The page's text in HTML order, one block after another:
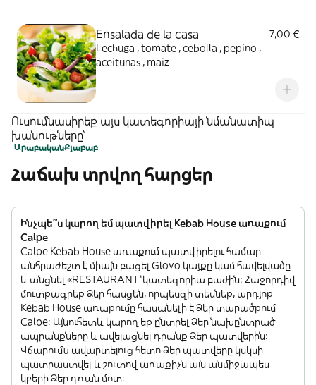
Ensalada de la casa
7,00 €
Lechuga , tomate , cebolla , pepino ,
aceitunas , maiz
Ուսումնասիրեք այս կատեգորիայի նմանատիպ
խանութները՝
ԱրաբականՔյաբաբ
Հաճախ տրվող հարցեր
Ինչպե՞ս կարող եմ պատվիրել Kebab House առաքում
Calpe
Calpe Kebab House առաքում պատվիրելու համար
անհրաժեշտ է միայն բացել Glovo կայքը կամ հավելվածը
և անցնել «RESTAURANT”կատեգորիա բաժին: Հաջորդիվ
մուտքագրեք Ձեր հասցեն, որպեսզի տեսնեք, արդյոք
Kebab House առաքումը հասանելի է Ձեր տարածքում
Calpe: Այնուհետև կարող եք ընտրել Ձեր նախընտրած
ապրանքները և ավելացնել դրանք Ձեր պատվերին:
Վճարումն ավարտելուց հետո Ձեր պատվերը կսկսի
պատրաստվել և շուտով առաքիչն այն անմիջապես
կբերի Ձեր դռան մոտ: